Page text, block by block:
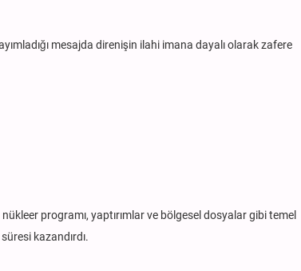
mesajda direnişin ilahi imana dayalı olarak zafere
programı, yaptırımlar ve bölgesel dosyalar gibi temel
kazandırdı.